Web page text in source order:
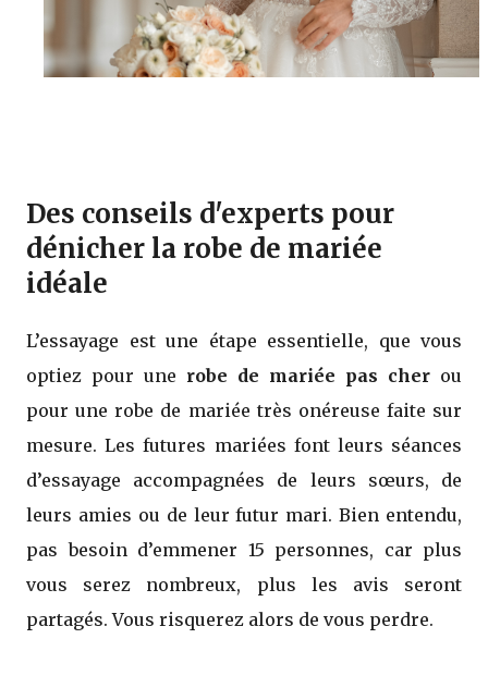
Des conseils d'experts pour
dénicher la robe de mariée
idéale
L’essayage est une étape essentielle, que vous
optiez pour une robe de mariée pas cher ou
pour une robe de mariée très onéreuse faite sur
mesure. Les futures mariées font leurs séances
d’essayage accompagnées de leurs sœurs, de
leurs amies ou de leur futur mari. Bien entendu,
pas besoin d’emmener 15 personnes, car plus
vous serez nombreux, plus les avis seront
partagés. Vous risquerez alors de vous perdre.